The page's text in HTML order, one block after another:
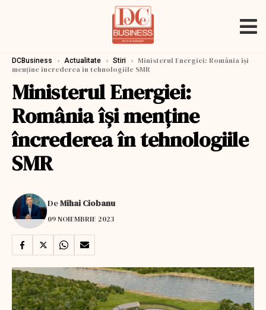
DCBusiness › Actualitate › Stiri › Ministerul Energiei: România își
menține încrederea în tehnologiile SMR
Ministerul Energiei:
România își menține
încrederea în tehnologiile
SMR
DeMihai Ciobanu
09 NOIEMBRIE 2023